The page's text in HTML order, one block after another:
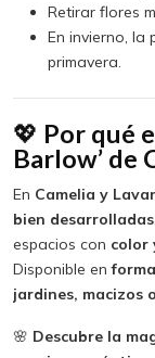
Retirar flores
En invierno, la
primavera.
💖 Por qué
Barlow’ de
En Camelia y
bien desarrolladas
espacios con color
Disponible en
jardines, macizos
🌸 Descubre la